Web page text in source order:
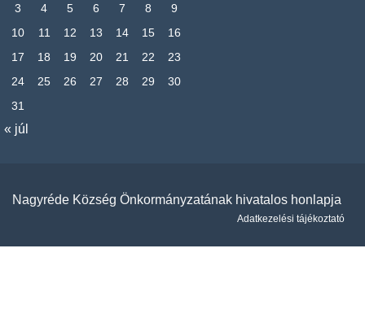
3
4 5 6 7 8
9
10
11 12 13 14 15
16
17
18 19 20 21 22
23
24
25 26 27 28 29
30
31
« júl
Nagyréde Község Önkormányzatának hivatalos honlapja
Adatkezelési tájékoztató